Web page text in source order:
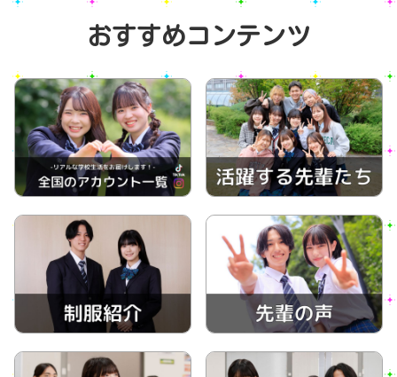
おすすめコンテンツ